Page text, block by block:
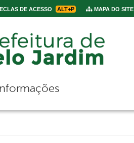
DE ACESSO ALT+P MAPA DO SITE
de navegação